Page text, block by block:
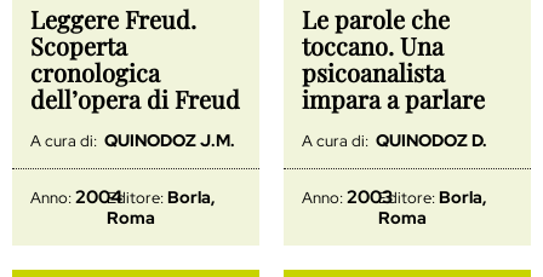
Leggere Freud.
Scoperta
cronologica
dell’opera di Freud
A cura di: QUINODOZ J.M.
Anno:2004Editore:Borla,
Roma
Le parole che
toccano. Una
psicoanalista
impara a parlare
A cura di: QUINODOZ D.
Anno:2003Editore:Borla,
Roma